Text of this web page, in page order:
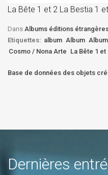
La Bête 1 et 2 La Bestia 1
Dans Albums éditions
Etiquettes: album Album
Cosmo / Nona Arte La Bête 1 et
Base de données des objets
Dernières